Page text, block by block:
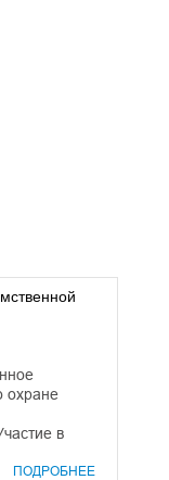
охране
в
ПОДРОБНЕЕ